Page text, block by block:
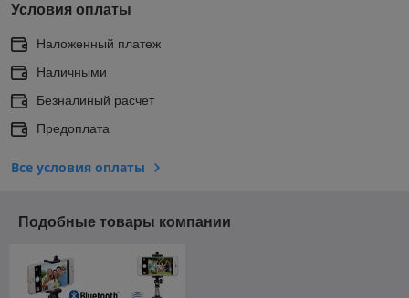
Условия оплаты
Наложенный платеж
Наличными
Безналиный расчет
Предоплата
Все условия оплаты
Подобные товары компании